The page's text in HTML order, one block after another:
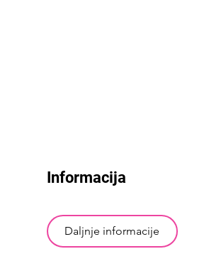
Informacija
Daljnje informacije